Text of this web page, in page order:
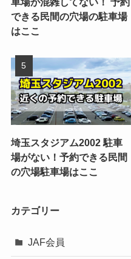
できる民間の穴場の駐車場
はここ
埼玉スタジアム2002 駐車
場がない！予約できる民間
の穴場駐車場はここ
カテゴリー
JAF会員